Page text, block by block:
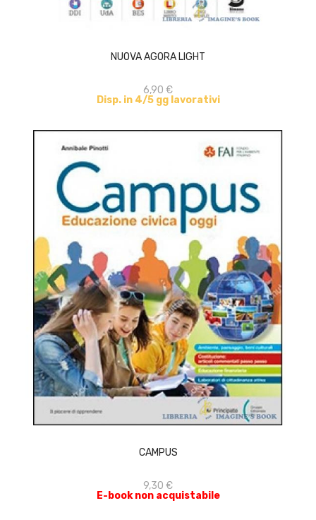
NUOVA AGORA LIGHT
6,90 €
Disp. in 4/5 gg lavorativi
CAMPUS
9,30 €
E-book non acquistabile
ACQUISTA